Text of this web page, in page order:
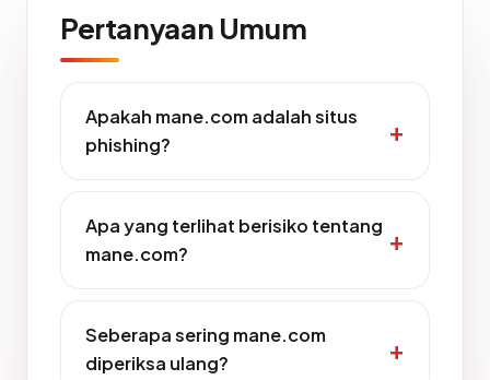
Pertanyaan Umum
Apakah mane.com adalah situs
phishing?
Apa yang terlihat berisiko tentang
mane.com?
Seberapa sering mane.com
diperiksa ulang?